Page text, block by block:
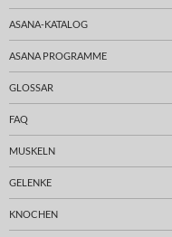
ASANA-KATALOG
ASANA PROGRAMME
GLOSSAR
FAQ
MUSKELN
GELENKE
KNOCHEN